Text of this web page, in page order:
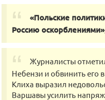
«Польские
Россию оскорблениями»
Журналисты
Небензи и обвинить его
Клиха выразил
Варшавы усилить